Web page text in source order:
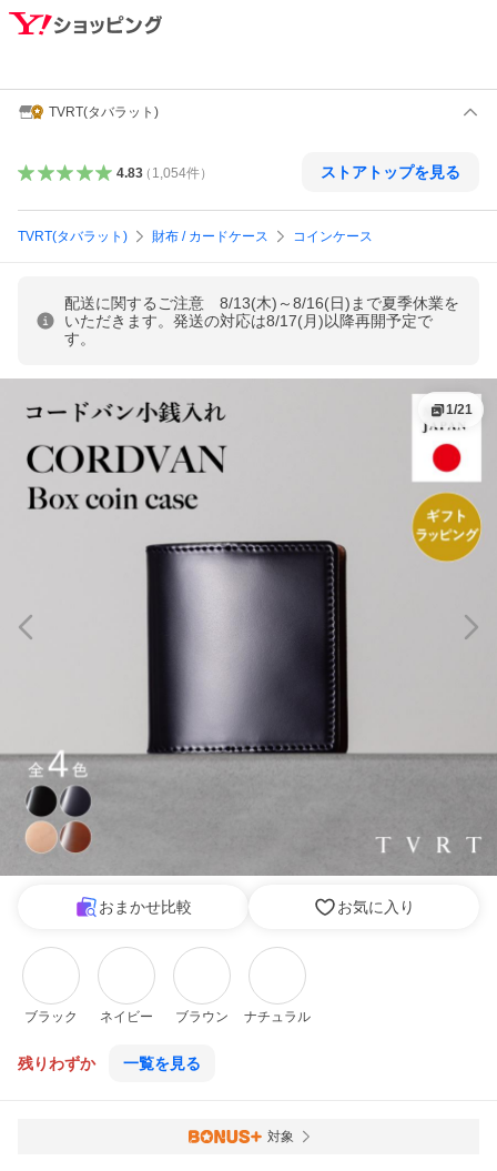
TVRT(タバラット)
4.83（ 1,054件） ストアトップを見る
TVRT(タバラット) 財布 / カードケース コインケース
配送に関するご注意 8/13(木)～8/16(日)まで夏季休業を
いただきます。発送の対応は8/17(月)以降再開予定で
す。
1/21
おまかせ比較 お気に入り
ブラック ネイビー ブラウン ナチュラル
残りわずか 一覧を見る
対象